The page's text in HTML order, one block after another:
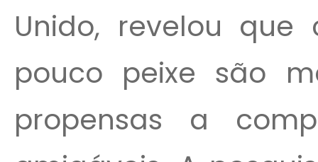
Unido, revelou que
pouco peixe são
propensas a